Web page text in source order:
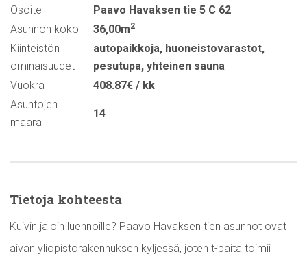
Osoite
Paavo Havaksen tie 5 C 62
Asunnon koko
36,00m2
Kiinteistön
ominaisuudet
autopaikkoja, huoneistovarastot,
pesutupa, yhteinen sauna
Vuokra
408.87€ / kk
Asuntojen
määrä
14
Tietoja kohteesta
Kuivin jaloin luennoille? Paavo Havaksen tien asunnot ovat
aivan yliopistorakennuksen kyljessä, joten t-paita toimii